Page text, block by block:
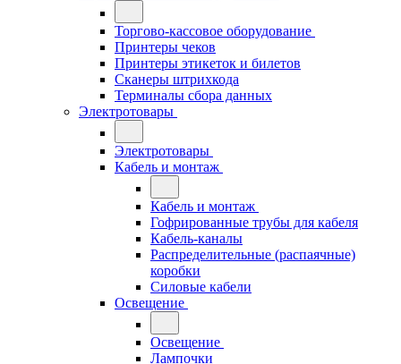
Торгово-кассовое оборудование
Принтеры чеков
Принтеры этикеток и билетов
Сканеры штрихкода
Терминалы сбора данных
Электротовары
Электротовары
Кабель и монтаж
Кабель и монтаж
Гофрированные трубы для кабеля
Кабель-каналы
Распределительные (распаячные)
коробки
Силовые кабели
Освещение
Освещение
Лампочки